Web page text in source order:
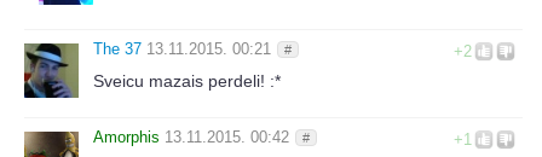
+2
The 37 13.11.2015. 00:21 #
Sveicu mazais perdeli! :*
+1
Amorphis 13.11.2015. 00:42 #